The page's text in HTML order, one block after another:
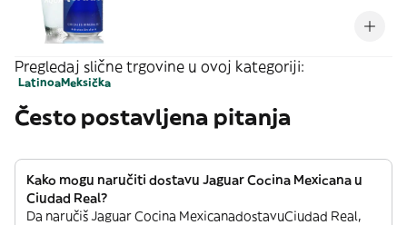
Pregledaj slične trgovine u ovoj kategoriji:
LatinoaMeksička
Često postavljena pitanja
Kako mogu naručiti dostavu Jaguar Cocina Mexicana u
Ciudad Real?
Da naručiš Jaguar Cocina MexicanadostavuCiudad Real,